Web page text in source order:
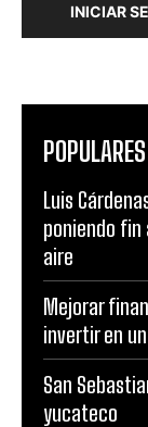
INICIAR
POPULARES
Luis
poniendo fin
aire
Mejorar
invertir en
San
yucateco